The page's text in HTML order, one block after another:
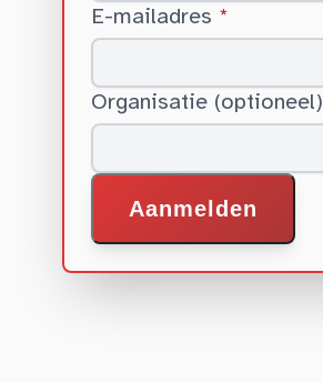
E-mailadres *
Organisatie (optioneel)
Aanmelden